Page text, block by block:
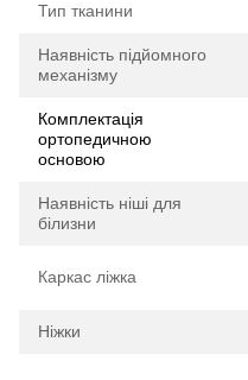
Тип тканини
Наявність підйомного
механізму
Комплектація
ортопедичною
основою
Наявність ніші для
білизни
Каркас ліжка
Ніжки